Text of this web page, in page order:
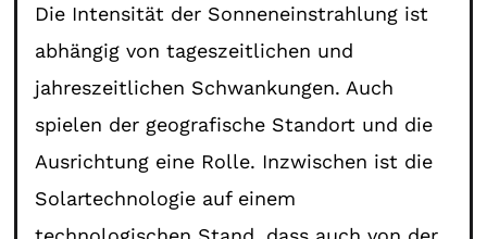
Die Intensität der Sonneneinstrahlung ist
abhängig von tageszeitlichen und
jahreszeitlichen Schwankungen. Auch
spielen der geografische Standort und die
Ausrichtung eine Rolle. Inzwischen ist die
Solartechnologie auf einem